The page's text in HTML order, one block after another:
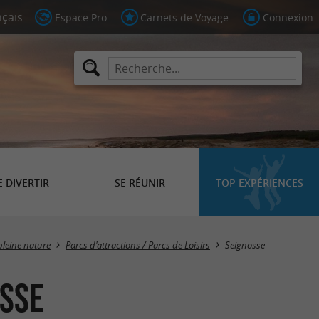
Espace Pro Carnets de Voyage Connexion
DIVERTIR SE RÉUNIR TOP EXPÉRIENCES
Masquer la carte
nature Parcs d'attractions / Parcs de Loisirs Seignosse